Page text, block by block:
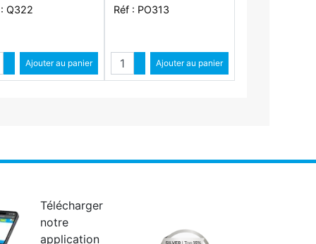
Q322
Augmenter quantité
Diminuer quantité
Ajouter au panier
Réf : PO313
QuantitéAugmenter quantité
Diminuer quantité
Ajouter au panier
Télécharger
notre
application